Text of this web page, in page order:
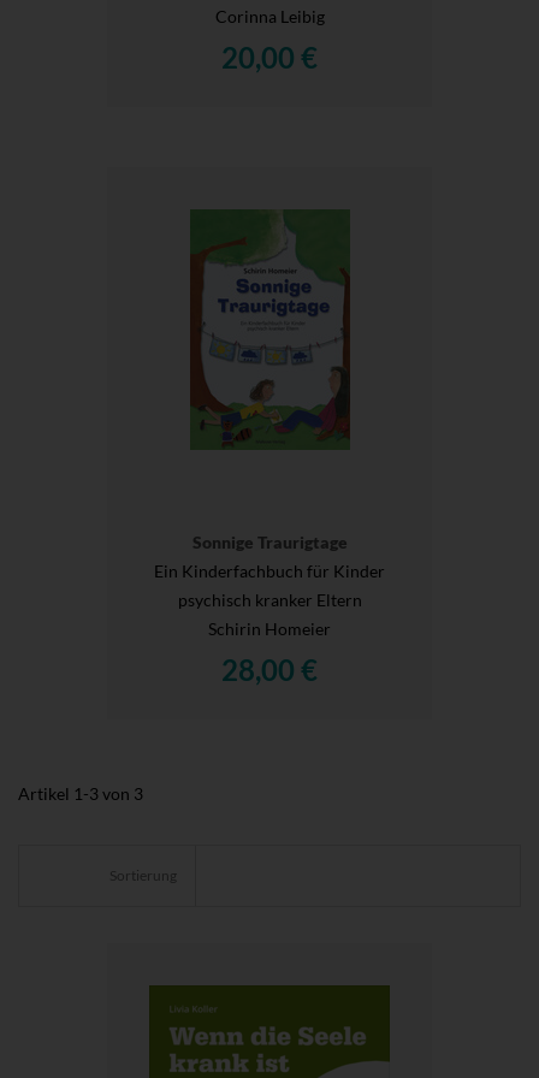
Corinna Leibig
20,00 €
Sonnige Traurigtage
Ein Kinderfachbuch für Kinder
psychisch kranker Eltern
Schirin Homeier
28,00 €
Artikel 1 -3 von 3
Sortierung